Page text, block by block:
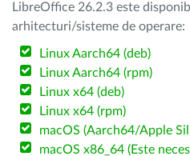
LibreOffice 26.2.3 este
arhitecturi/sisteme de operare:
Linux Aarch64 (deb)
Linux Aarch64 (rpm)
Linux x64 (deb)
Linux x64 (rpm)
macOS (Aarch64/Apple
macOS x86_64 (Este